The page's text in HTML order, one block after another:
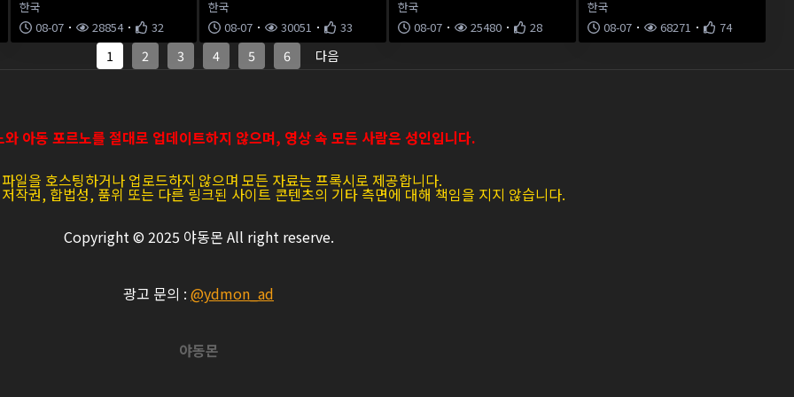
한국
08-07
28854 32
한국
08-07
30051 33
한국
08-07
25480 28
한국
08-07
68271 74
1 2 3 4 5 6 다음
아동 포르노를 절대로 업데이트하지 않으며, 영상 속 모든 사람은 성인입니다.
일을 호스팅하거나 업로드하지 않으며 모든 자료는 프록시로 제공합니다.
작권, 합법성, 품위 또는 다른 링크된 사이트 콘텐츠의 기타 측면에 대해 책임을 지지 않습니다.
Copyright © 2025 야동몬 All right reserve.
광고 문의 : @ydmon_ad
야동몬